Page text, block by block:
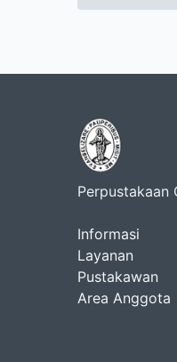
Perpustakaan
Informasi
Layanan
Pustakawan
Area Anggota